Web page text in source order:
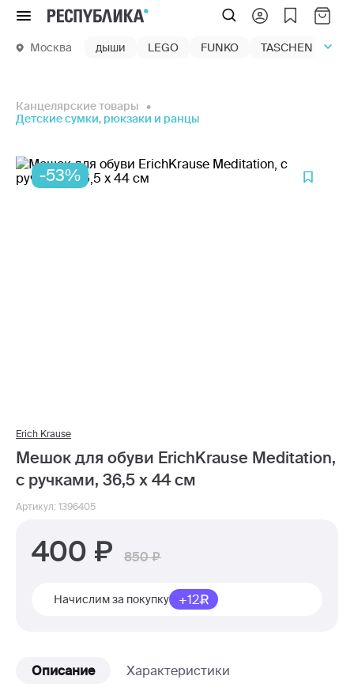
Меню
Москва дыши LEGO FUNKO TASCHEN
Канцелярские товары
Детские сумки, рюкзаки и ранцы
-53%
Erich Krause
Мешок для обуви ErichKrause Meditation,
с ручками, 36,5 х 44 см
Артикул: 1396405
400 850
Начислим за покупку +12
Описание Характеристики